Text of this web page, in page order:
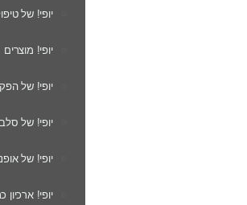
יופי! של
יופי!
יופי! של
יופי! של
יופי! של
יופי! ארכיון